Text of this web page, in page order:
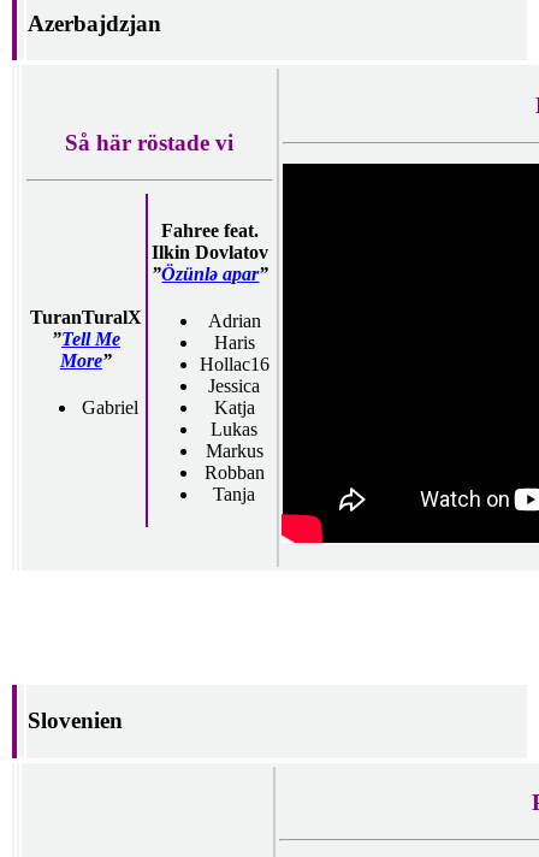
Azerbajdzjan
Så här röstade vi
TuranTuralX
”Tell Me
More”
Gabriel
Fahree feat.
Ilkin Dovlatov
”Özünlə apar”
Adrian
Haris
Hollac16
Jessica
Katja
Lukas
Markus
Robban
Tanja
Slovenien